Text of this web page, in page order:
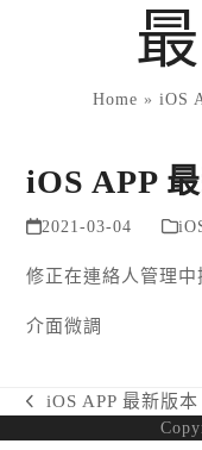
Home » iOS
iOS APP
2021-03-04
修正在連絡人管理
介面微調
previous
post:
iOS APP 最新版本